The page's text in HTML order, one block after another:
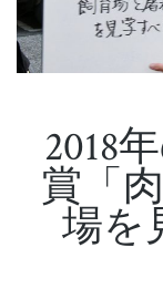
2018
賞「
場を